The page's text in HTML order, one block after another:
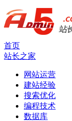
首页
站长之家
网站运营
建站经验
搜索优化
编程技术
数据库